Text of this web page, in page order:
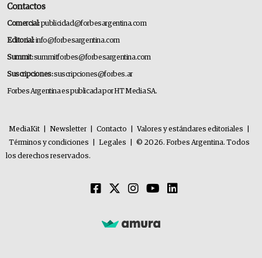
Contactos
Comercial:publicidad@forbesargentina.com
Editorial:info@forbesargentina.com
Summit:summitforbes@forbesargentina.com
Suscripciones:suscripciones@forbes.ar
Forbes Argentina es publicada por HT Media SA.
MediaKit Newsletter Contacto Valores y estándares editoriales
Términos y condiciones
Legales
© 2026. Forbes Argentina. Todos
los derechos reservados.